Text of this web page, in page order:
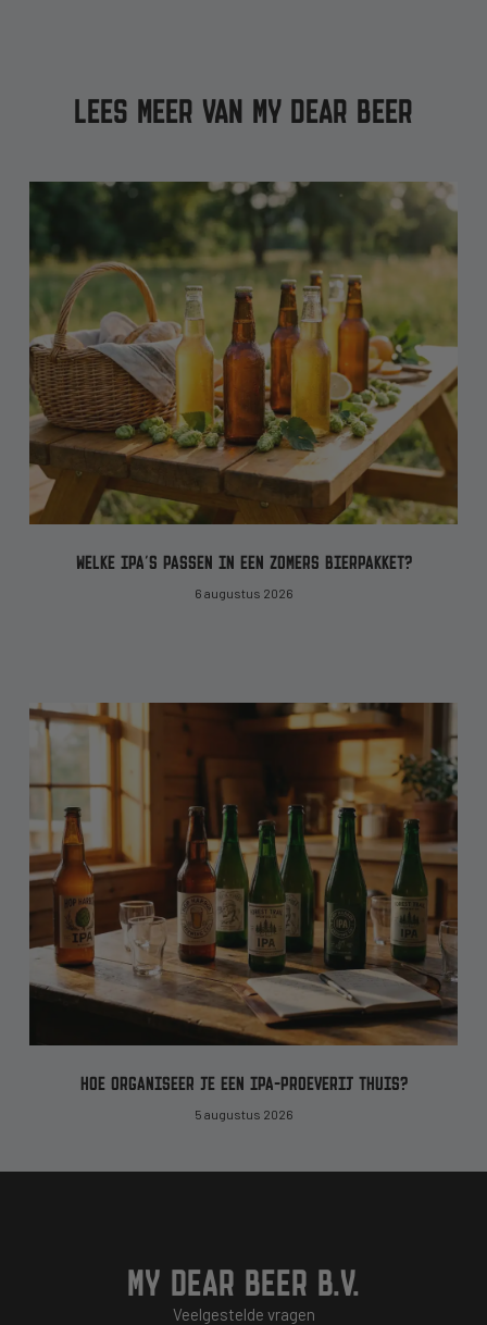
LEES MEER VAN MY DEAR BEER
WELKE IPA’S PASSEN IN EEN ZOMERS BIERPAKKET?
6 augustus 2026
HOE ORGANISEER JE EEN IPA-PROEVERIJ THUIS?
5 augustus 2026
MY DEAR BEER B.V.
Veelgestelde vragen